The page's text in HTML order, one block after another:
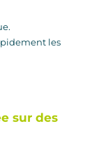
les
sur des